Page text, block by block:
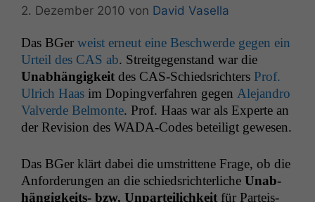
2. Dezember 2010 von David Vasella
Das BGer weist erneut eine Beschw­erde gegen ein
Urteil des CAS ab. Stre­it­ge­gen­stand war die
Unab­hängigkeit des CAS-Schied­srichters Prof.
Ulrich Haas im Dop­ingver­fahren gegen Ale­jan­dro
Valverde Bel­monte. Prof. Haas war als Experte an
der Revi­sion des WADA-Codes beteiligt gewesen.
Das BGer klärt dabei die umstrit­tene Frage, ob die
Anforderun­gen an die schied­srichter­liche Unab­
hängigkeits- bzw. Unparteilichkeit für Parteis­